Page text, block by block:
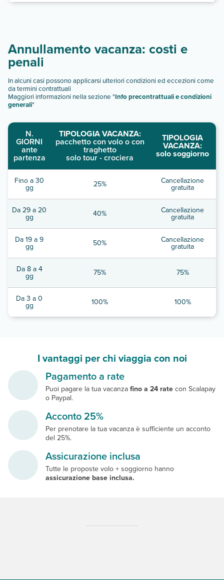
Annullamento vacanza: costi e
penali
In alcuni casi possono applicarsi ulteriori condizioni ed eccezioni come
da termini contrattuali
Maggiori informazioni nella sezione "Info precontrattuali e condizioni
generali"
N.
GIORNI
ante
partenza
TIPOLOGIA VACANZA:
pacchetto con volo o con
traghetto
solo tour - crociera
TIPOLOGIA
VACANZA:
solo soggiorno
Fino a 30
gg 25% Cancellazione
gratuita
Da 29 a 20
gg 40% Cancellazione
gratuita
Da 19 a 9
gg 50% Cancellazione
gratuita
Da 8 a 4
gg 75% 75%
Da 3 a 0
gg 100% 100%
I vantaggi per chi viaggia con noi
Pagamento a rate
Puoi pagare la tua vacanzafino a 24 ratecon Scalapay
o Paypal.
Acconto 25%
Per prenotare la tua vacanza è sufficiente un acconto
del 25%.
Assicurazione inclusa
Tutte le proposte volo + soggiorno hanno
assicurazione base inclusa.